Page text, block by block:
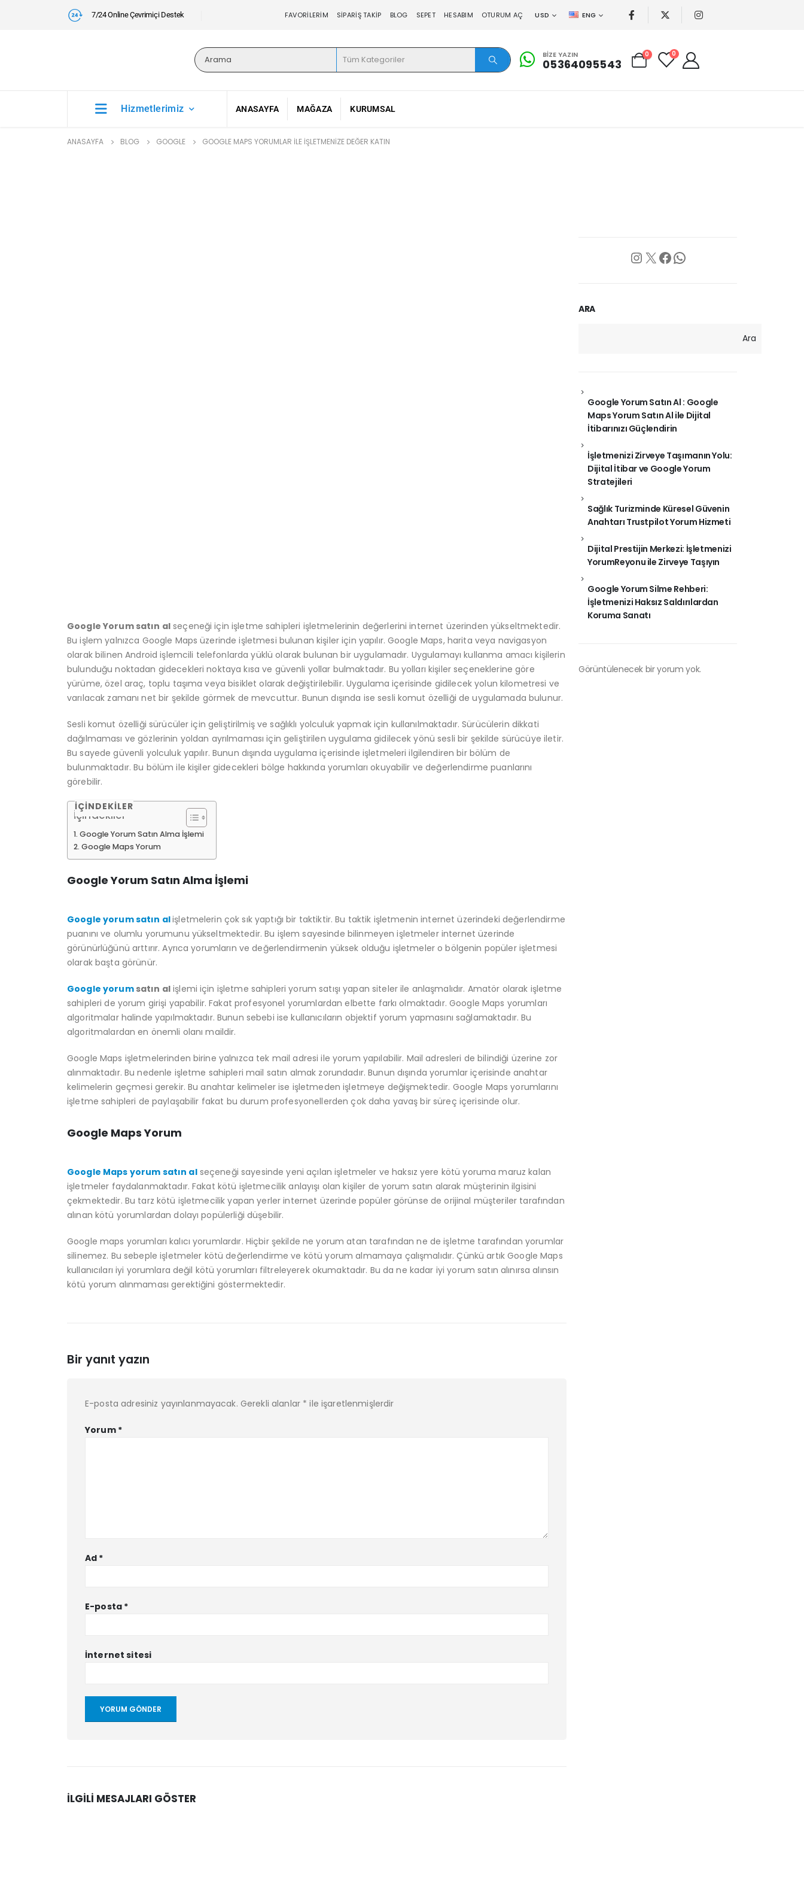
7/24 Online Çevrimiçi Destek FAVORILERIM SIPARIŞ TAKIP BLOG SEPET HESABIM OTURUM AÇ USD ENG
BIZE YAZIN
05364095543
0 0
Hizmetlerimiz ANASAYFA MAĞAZA KURUMSAL
ANASAYFA BLOG GOOGLE GOOGLE MAPS YORUMLAR ILE İŞLETMENIZE DEĞER KATIN
Google Yorum satın alseçeneği için işletme sahipleri işletmelerinin değerlerini internet üzerinden yükseltmektedir.
Bu işlem yalnızca Google Maps üzerinde işletmesi bulunan kişiler için yapılır. Google Maps, harita veya navigasyon
olarak bilinen Android işlemcili telefonlarda yüklü olarak bulunan bir uygulamadır. Uygulamayı kullanma amacı kişilerin
bulunduğu noktadan gidecekleri noktaya kısa ve güvenli yollar bulmaktadır. Bu yolları kişiler seçeneklerine göre
yürüme, özel araç, toplu taşıma veya bisiklet olarak değiştirilebilir. Uygulama içerisinde gidilecek yolun kilometresi ve
varılacak zamanı net bir şekilde görmek de mevcuttur. Bunun dışında ise sesli komut özelliği de uygulamada bulunur.
Sesli komut özelliği sürücüler için geliştirilmiş ve sağlıklı yolculuk yapmak için kullanılmaktadır. Sürücülerin dikkati
dağılmaması ve gözlerinin yoldan ayrılmaması için geliştirilen uygulama gidilecek yönü sesli bir şekilde sürücüye iletir.
Bu sayede güvenli yolculuk yapılır. Bunun dışında uygulama içerisinde işletmeleri ilgilendiren bir bölüm de
bulunmaktadır. Bu bölüm ile kişiler gidecekleri bölge hakkında yorumları okuyabilir ve değerlendirme puanlarını
görebilir.
İÇINDEKILER
İçindekiler
Google Yorum Satın Alma İşlemi
Google Maps Yorum
Google Yorum Satın Alma İşlemi
Google yorum satın alişletmelerin çok sık yaptığı bir taktiktir. Bu taktik işletmenin internet üzerindeki değerlendirme
puanını ve olumlu yorumunu yükseltmektedir. Bu işlem sayesinde bilinmeyen işletmeler internet üzerinde
görünürlüğünü arttırır. Ayrıca yorumların ve değerlendirmenin yüksek olduğu işletmeler o bölgenin popüler işletmesi
olarak başta görünür.
Google yorumsatın alişlemi için işletme sahipleri yorum satışı yapan siteler ile anlaşmalıdır. Amatör olarak işletme
sahipleri de yorum girişi yapabilir. Fakat profesyonel yorumlardan elbette farkı olmaktadır. Google Maps yorumları
algoritmalar halinde yapılmaktadır. Bunun sebebi ise kullanıcıların objektif yorum yapmasını sağlamaktadır. Bu
algoritmalardan en önemli olanı maildir.
Google Maps işletmelerinden birine yalnızca tek mail adresi ile yorum yapılabilir. Mail adresleri de bilindiği üzerine zor
alınmaktadır. Bu nedenle işletme sahipleri mail satın almak zorundadır. Bunun dışında yorumlar içerisinde anahtar
kelimelerin geçmesi gerekir. Bu anahtar kelimeler ise işletmeden işletmeye değişmektedir. Google Maps yorumlarını
işletme sahipleri de paylaşabilir fakat bu durum profesyonellerden çok daha yavaş bir süreç içerisinde olur.
Google Maps Yorum
Google Maps yorum satın alseçeneği sayesinde yeni açılan işletmeler ve haksız yere kötü yoruma maruz kalan
işletmeler faydalanmaktadır. Fakat kötü işletmecilik anlayışı olan kişiler de yorum satın alarak müşterinin ilgisini
çekmektedir. Bu tarz kötü işletmecilik yapan yerler internet üzerinde popüler görünse de orijinal müşteriler tarafından
alınan kötü yorumlardan dolayı popülerliği düşebilir.
Google maps yorumları kalıcı yorumlardır. Hiçbir şekilde ne yorum atan tarafından ne de işletme tarafından yorumlar
silinemez. Bu sebeple işletmeler kötü değerlendirme ve kötü yorum almamaya çalışmalıdır. Çünkü artık Google Maps
kullanıcıları iyi yorumlara değil kötü yorumları filtreleyerek okumaktadır. Bu da ne kadar iyi yorum satın alınırsa alınsın
kötü yorum alınmaması gerektiğini göstermektedir.
Bir yanıt yazın
E-posta adresiniz yayınlanmayacak. Gerekli alanlar * ile işaretlenmişlerdir
Yorum *
Ad *
E-posta *
İnternet sitesi
İLGILI MESAJLARI GÖSTER
ARA
Ara
Google Yorum Satın Al : Google
Maps Yorum Satın Al ile Dijital
İtibarınızı Güçlendirin
İşletmenizi Zirveye Taşımanın Yolu:
Dijital İtibar ve Google Yorum
Stratejileri
Sağlık Turizminde Küresel Güvenin
Anahtarı Trustpilot Yorum Hizmeti
Dijital Prestijin Merkezi: İşletmenizi
YorumReyonu ile Zirveye Taşıyın
Google Yorum Silme Rehberi:
İşletmenizi Haksız Saldırılardan
Koruma Sanatı
Görüntülenecek bir yorum yok.